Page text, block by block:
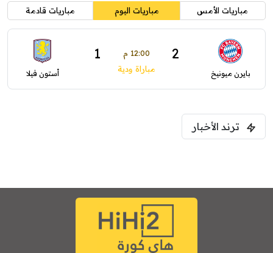
مباريات الأمس مباريات اليوم مباريات قادمة
بايرن ميونيخ
2 12:00 م 1
مباراة ودية أستون فيلا
ترند الأخبار